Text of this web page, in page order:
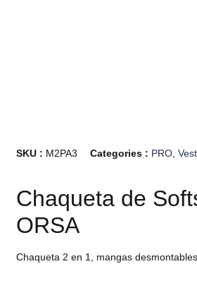
SKU : M2PA3 Categories : PRO ,
Chaqueta de
ORSA
Chaqueta 2 en 1, mangas desmontables.